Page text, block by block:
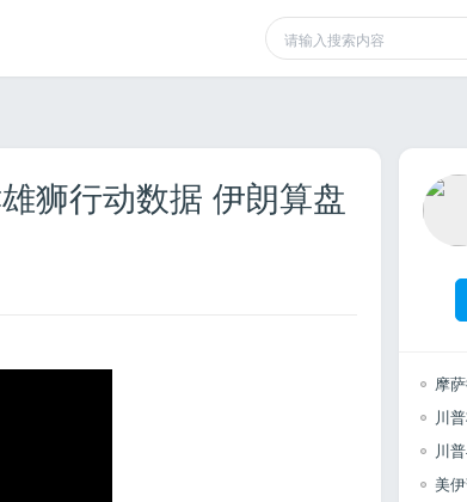
狮行动数据 伊朗算盘